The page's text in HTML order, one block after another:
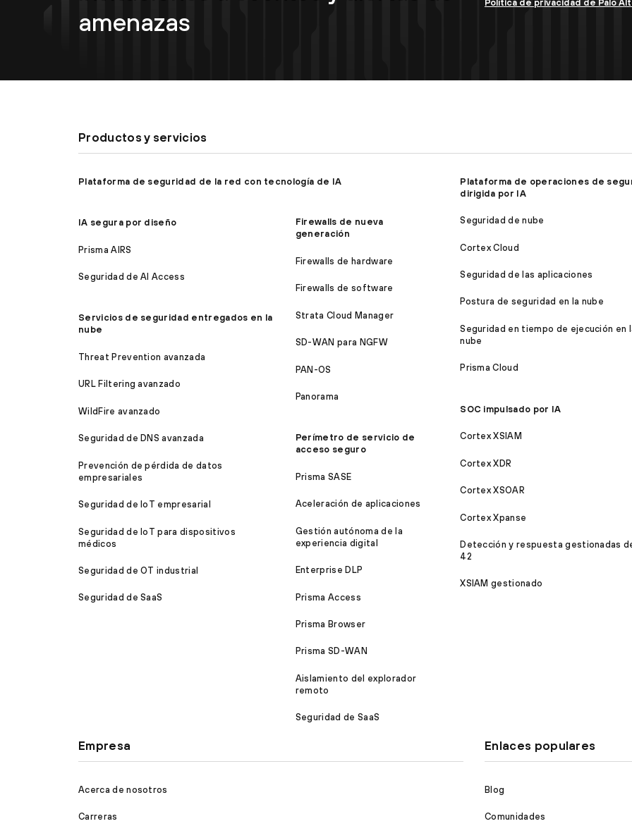
amenazas
Política de privacidad de Palo
Productos y servicios
Plataforma de seguridad de la red con tecnología de IA
IA segura por diseño
Prisma AIRS
Seguridad de AI Access
Servicios de seguridad entregados en la
nube
Threat Prevention avanzada
URL Filtering avanzado
WildFire avanzado
Seguridad de DNS avanzada
Prevención de pérdida de datos
empresariales
Seguridad de IoT empresarial
Seguridad de IoT para dispositivos
médicos
Seguridad de OT industrial
Seguridad de SaaS
Firewalls de nueva
generación
Firewalls de hardware
Firewalls de software
Strata Cloud Manager
SD-WAN para NGFW
PAN-OS
Panorama
Perímetro de servicio de
acceso seguro
Prisma SASE
Aceleración de aplicaciones
Gestión autónoma de la
experiencia digital
Enterprise DLP
Prisma Access
Prisma Browser
Prisma SD-WAN
Aislamiento del explorador
remoto
Seguridad de SaaS
Plataforma de operaciones de
dirigida por IA
Seguridad de nube
Cortex Cloud
Seguridad de las aplicaciones
Postura de seguridad en la nube
Seguridad en tiempo de ejecución en
nube
Prisma Cloud
SOC impulsado por IA
Cortex XSIAM
Cortex XDR
Cortex XSOAR
Cortex Xpanse
Detección y respuesta gestionadas
42
XSIAM gestionado
Empresa
Acerca de nosotros
Carreras
Enlaces populares
Blog
Comunidades